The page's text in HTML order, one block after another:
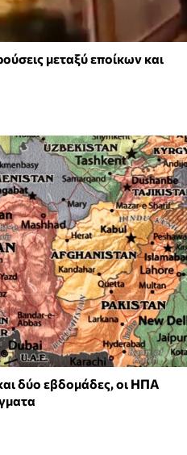
μεταξύ εποίκων και
δύο εβδομάδες, οι ΗΠΑ